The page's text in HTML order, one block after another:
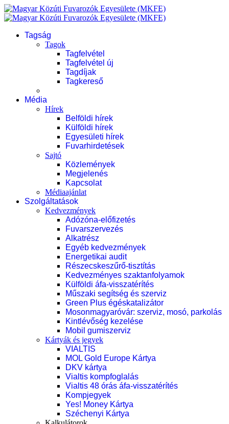
Tagság
Tagok
Tagfelvétel
Tagfelvétel új
Tagdíjak
Tagkereső
Média
Hírek
Belföldi hírek
Külföldi hírek
Egyesületi hírek
Fuvarhirdetések
Sajtó
Közlemények
Megjelenés
Kapcsolat
Médiaajánlat
Szolgáltatások
Kedvezmények
Adózóna-előfizetés
Fuvarszervezés
Alkatrész
Egyéb kedvezmények
Energetikai audit
Részecskeszűrő-tisztítás
Kedvezményes szaktanfolyamok
Külföldi áfa-visszatérítés
Műszaki segítség és szerviz
Green Plus égéskatalizátor
Mosonmagyaróvár: szerviz, mosó, parkolás
Kintlévőség kezelése
Mobil gumiszerviz
Kártyák és jegyek
VIALTIS
MOL Gold Europe Kártya
DKV kártya
Vialtis kompfoglalás
Vialtis 48 órás áfa-visszatérítés
Kompjegyek
Yes! Money Kártya
Széchenyi Kártya